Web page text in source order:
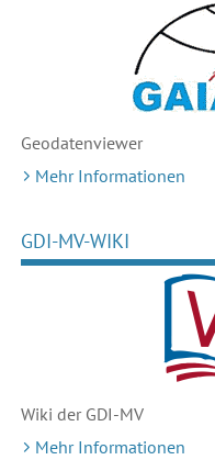
Geodatenviewer
Mehr Informationen
GDI-MV-WIKI
Wiki der GDI-MV
Mehr Informationen